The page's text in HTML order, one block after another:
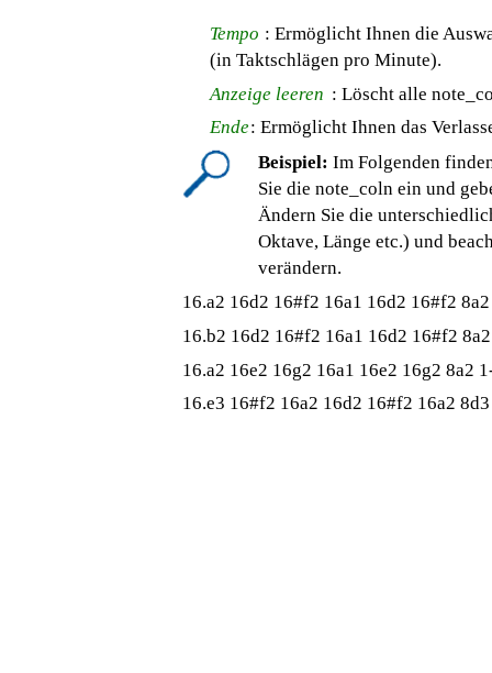
Tempo : Ermöglicht Ihnen die
(in Taktschlägen pro Minute).
Anzeige leeren : Löscht alle
Ende: Ermöglicht Ihnen das
Beispiel: Im Folgenden
Sie die note_coln ein und
Ändern Sie die
Oktave, Länge etc.) und
verändern.
16.a2 16d2 16#f2 16a1 16d2 16#f2
16.b2 16d2 16#f2 16a1 16d2 16#f2
16.a2 16e2 16g2 16a1 16e2 16g2 8a2
16.e3 16#f2 16a2 16d2 16#f2 16a2